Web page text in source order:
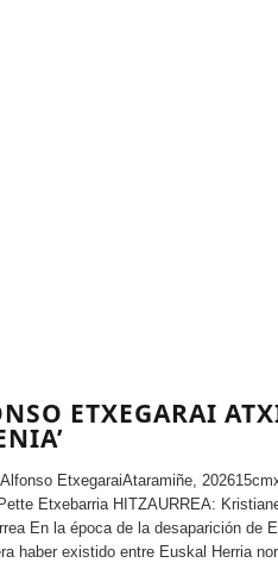
ETXEGARAI
EtxegaraiAtaramiñe,
Etxebarria HITZAURREA:
En la época de la desaparición de
haber existido entre Euskal Herria